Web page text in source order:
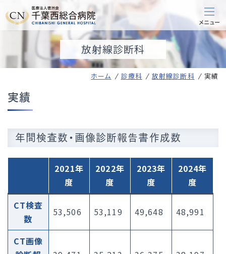
放射線診断科
ホーム 診療科 放射線診断科 実績
実績
年間検査数・画像診断報告書作成数
2021年
度
2022年
度
2023年
度
2024年
度
CT検査
数
53,506 53,119 49,648 48,991
CT画像